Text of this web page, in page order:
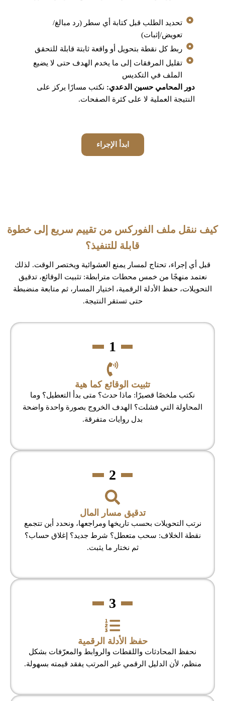
تحديد الطلب قبل كتابة أي سطر (رد مبالغ/
تعويض/إثبات)
ربط كل نقطة بتحويل أو واقعة ثابتة قابلة للتحقق
تقليل المرفقات إلى ما يخدم الهدف حتى لا يضيع
الملف في التكديس
دور المحامي حسين الدعدي: نكتب مسارًا يركز على
النتيجة العملية لا على كثرة الصفحات.
ابدأ الإجراء
كيف ننقل ملف الفوركس من تقييم سريع إلى خطوة
قابلة للتنفيذ؟
قبل أي إجراء، تحتاج لمسار يمنع العشوائية ويختصر الوقت. لذلك
نعتمد منهجًا من خمس محطات مترابطة: تثبيت الوقائع، تدقيق
التحويلات، حفظ الأدلة الرقمية، اختيار المسار، ثم متابعة منضبطة
حتى تستقر النتيجة.
1
تثبيت الوقائع كما هية
نكتب ملخصًا قصيرًا: ماذا حدث؟ متى بدأ التعطيل؟ وما
المحاولة التي فشلت؟ الهدف الخروج بصورة واحدة واضحة
بدل روايات متفرقة.
2
تدقيق مسار المال
نرتب التحويلات بحسب تاريخها ومراجعها، ونحدد أين تتجمع
نقطة الخلاف: سحب متعطل؟ شرط جديد؟ إغلاق حساب؟
ثم نختار ما يثبت.
3
حفظ الأدلة الرقمية
نحفظ المحادثات واللقطات والروابط والمعرّفات بشكل
منظم، لأن الدليل الرقمي غير المرتب يفقد قيمته بسهولة.